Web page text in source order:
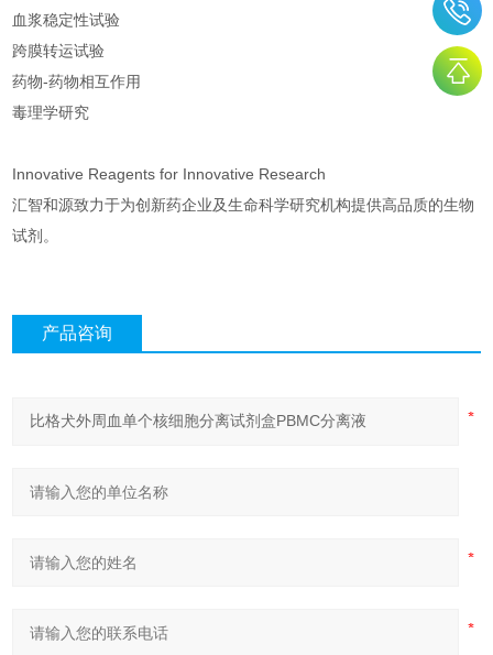
血浆稳定性试验
跨膜转运试验
药物-药物相互作用
毒理学研究
Innovative Reagents for Innovative Research
汇智和源致力于为创新药企业及生命科学研究机构提供高品质的生物
试剂。
产品咨询